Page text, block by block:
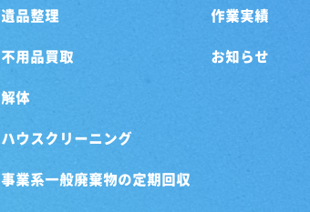
遺品整理
不用品買取
解体
ハウスクリーニング
事業系一般廃棄物の定期回収
作業実績
お知らせ